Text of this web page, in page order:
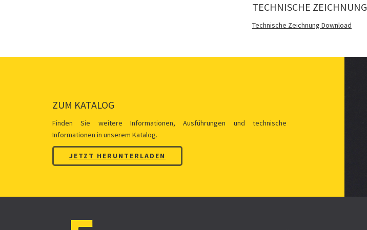
TECHNISCHE ZEICHNUNG
Technische Zeichnung Download
ZUM KATALOG
Finden Sie weitere Informationen, Ausführungen und technische
Informationen in unserem Katalog.
JETZT HERUNTERLADEN